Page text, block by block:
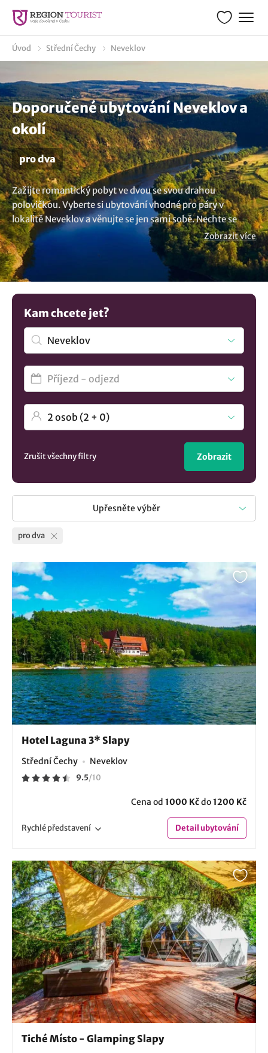
Úvod Střední Čechy Neveklov
Doporučené ubytování Neveklov a
okolí
pro dva
Zažijte romantický pobyt ve dvou se svou drahou
polovičkou. Vyberte si ubytování vhodné pro páry v
lokalitě Neveklov a věnujte se jen sami sobě. Nechte se
rozmazlovat ve wellness hotelech, penzionech a dopřejte
si překrásných společných chvil. A nezapomeňte v únoru
na Valentýna. Chcete víc variant? Prohlédněte si naši
nabídku všech
ubytování v lokalitě Neveklov
Zobrazit více
Kam chcete jet?
Zrušit všechny filtry Zobrazit
Upřesněte výběr
pro dva
Hotel Laguna 3* Slapy
Střední Čechy Neveklov
9.5/10
Cena od 1000 Kčdo1200 Kč
Rychlépředstavení Detailubytování
Tiché Místo - Glamping Slapy